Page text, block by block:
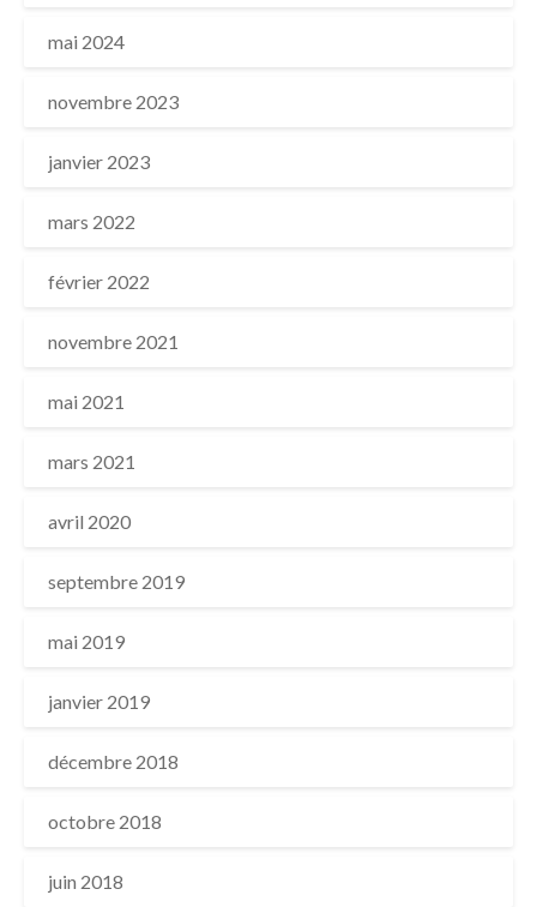
mai 2024
novembre 2023
janvier 2023
mars 2022
février 2022
novembre 2021
mai 2021
mars 2021
avril 2020
septembre 2019
mai 2019
janvier 2019
décembre 2018
octobre 2018
juin 2018